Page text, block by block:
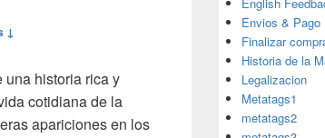
↓
una historia rica y
cotidiana de la
apariciones en los
Envios & Pago
Finalizar
Historia de la
Legalizacion
Metatags1
metatags2